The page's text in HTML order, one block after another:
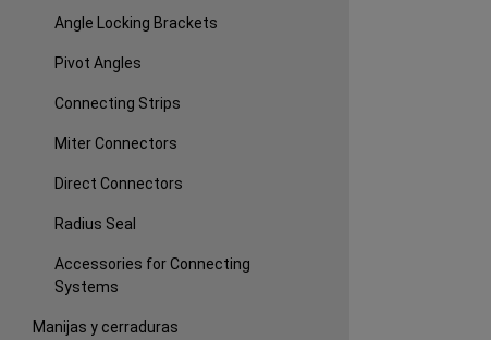
Angle Locking Brackets
Pivot Angles
Connecting Strips
Miter Connectors
Direct Connectors
Radius Seal
Accessories for Connecting
Systems
Manijas y cerraduras